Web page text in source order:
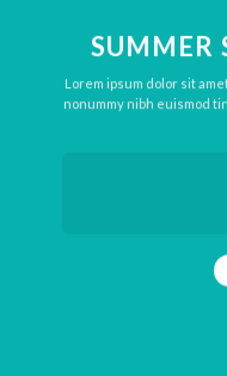
SUMMER
Lorem ipsum dolor sit
nonummy nibh euismod